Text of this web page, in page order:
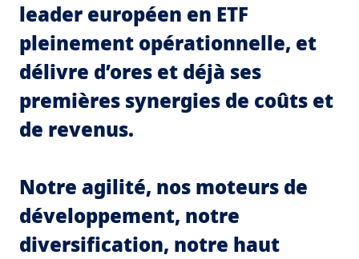
leader européen en ETF
pleinement opérationnelle, et
délivre d’ores et déjà ses
premières synergies de coûts et
de revenus.
Notre agilité, nos moteurs de
développement, notre
diversification, notre haut